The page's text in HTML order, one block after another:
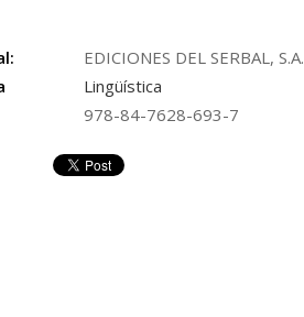
EDICIONES DEL SERBAL, S.A.
Lingüística
978-84-7628-693-7